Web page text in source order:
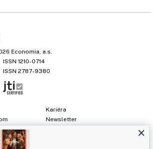
Economia, a.s.
ISSN 1210-0714
ISSN 2787-9380
Kariéra
Newsletter
×